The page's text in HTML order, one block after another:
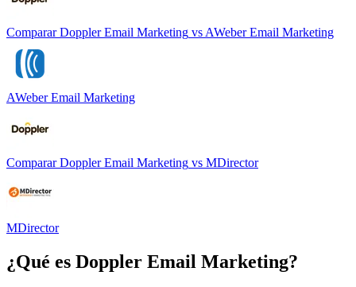
Comparar Doppler Email Marketing vs AWeber Email Marketing
AWeber Email Marketing
Comparar Doppler Email Marketing vs MDirector
MDirector
¿Qué es Doppler Email Marketing?